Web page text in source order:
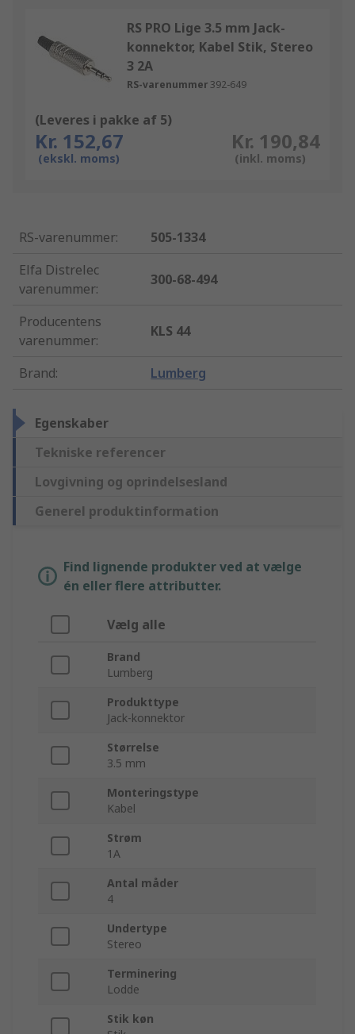
RS PRO Lige 3.5 mm Jack-
konnektor, Kabel Stik, Stereo
3 2A
RS-varenummer 392-649
(Leveres i pakke af 5)
Kr. 152,67
(ekskl. moms)
Kr. 190,84
(inkl. moms)
RS-varenummer:
505-1334
Elfa Distrelec
varenummer:
300-68-494
Producentens
varenummer:
KLS 44
Brand: Lumberg
Egenskaber
Tekniske referencer
Lovgivning og oprindelsesland
Generel produktinformation
Find lignende produkter ved at vælge
én eller flere attributter.
Vælg alle
Brand
Lumberg
Produkttype
Jack-konnektor
Størrelse
3.5 mm
Monteringstype
Kabel
Strøm
1A
Antal måder
4
Undertype
Stereo
Terminering
Lodde
Stik køn